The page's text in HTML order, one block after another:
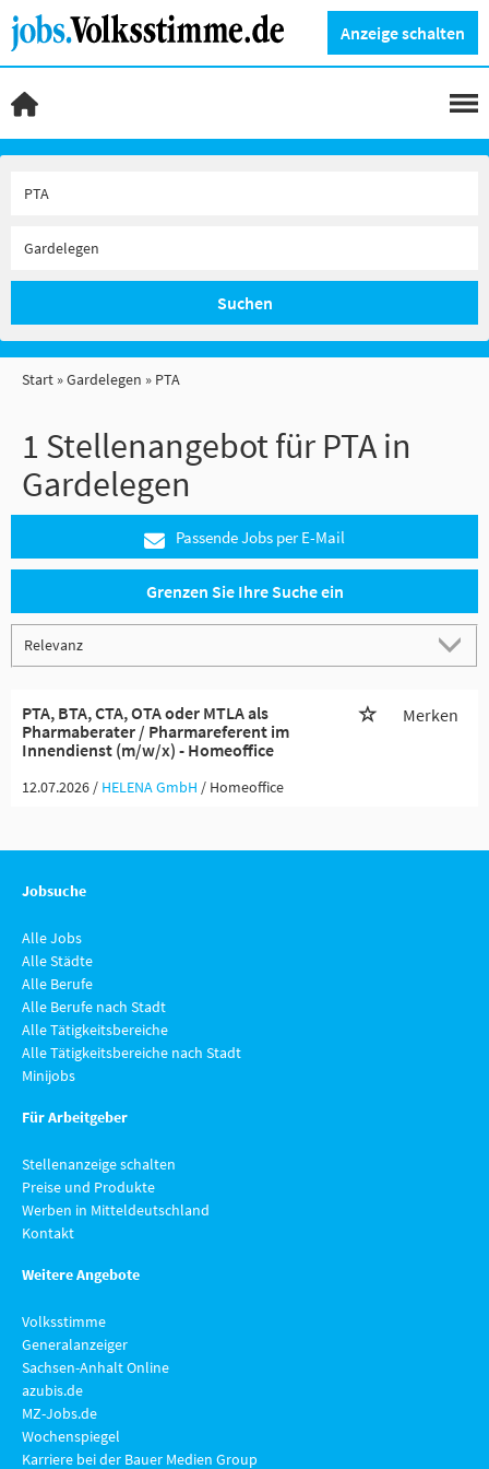
Anzeige schalten
Suchen
Start Gardelegen PTA
1 Stellenangebot für PTA in
Gardelegen
Passende Jobs per E-Mail
Grenzen Sie Ihre Suche ein
PTA, BTA, CTA, OTA oder MTLA als
Pharmaberater / Pharmareferent im
Innendienst (m/w/x) - Homeoffice
Merken
12.07.2026 / HELENA GmbH / Homeoffice
Jobsuche
Alle Jobs
Alle Städte
Alle Berufe
Alle Berufe nach Stadt
Alle Tätigkeitsbereiche
Alle Tätigkeitsbereiche nach Stadt
Minijobs
Für Arbeitgeber
Stellenanzeige schalten
Preise und Produkte
Werben in Mitteldeutschland
Kontakt
Weitere Angebote
Volksstimme
Generalanzeiger
Sachsen-Anhalt Online
azubis.de
MZ-Jobs.de
Wochenspiegel
Karriere bei der Bauer Medien Group